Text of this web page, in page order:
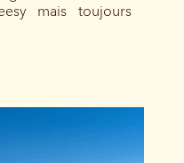
mais toujours